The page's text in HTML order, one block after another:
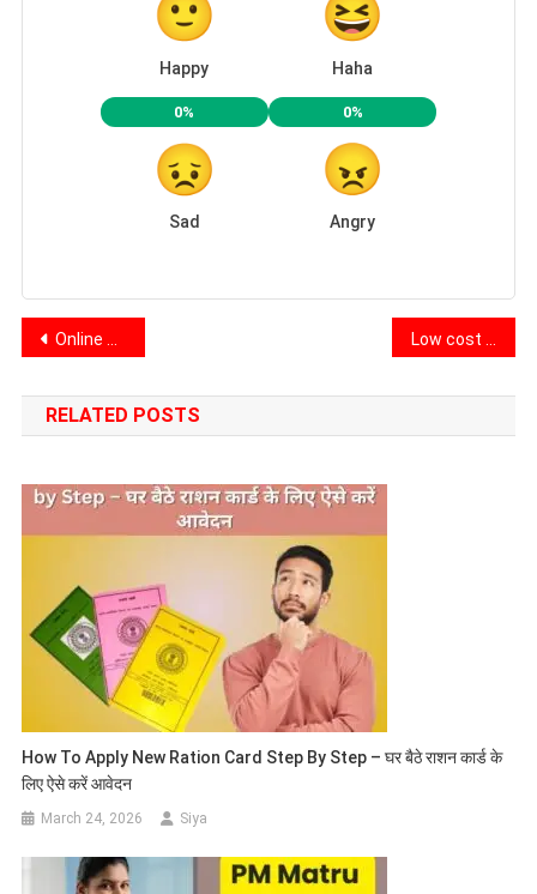
Happy Haha
0%
Sad
0%
Angry
Post
navigation
Online Banking Fraud: से बचने के 5 उपाय, ज़रूर करें नहीं हो आप भी पछताएंगे
RELATED POSTS
How To Apply New Ration Card Step By Step – घर बैठे राशन कार्ड के
लिए ऐसे करें आवेदन
March 24, 2026 Siya